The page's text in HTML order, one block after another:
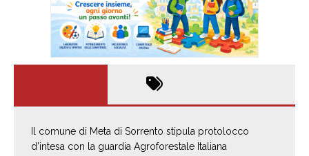
Il comune di Meta di Sorrento stipula protolocco
d’intesa con la guardia Agroforestale Italiana